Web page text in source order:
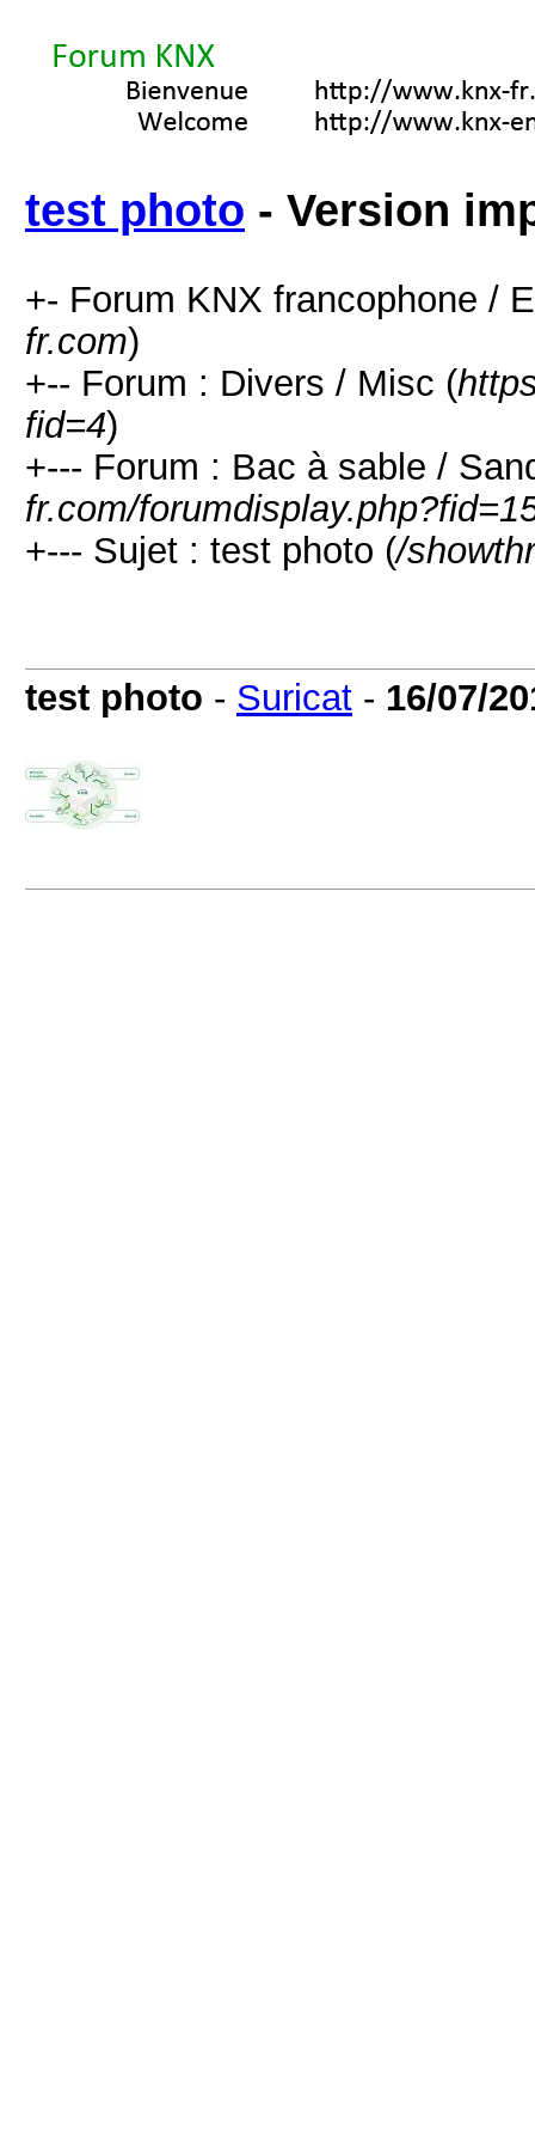
test photo - Version
+- Forum KNX francophone /
fr.com)
+-- Forum : Divers / Misc (
fid=4)
+--- Forum : Bac à sable /
fr.com/
+--- Sujet : test photo (/
test photo - Suricat - 16/07/